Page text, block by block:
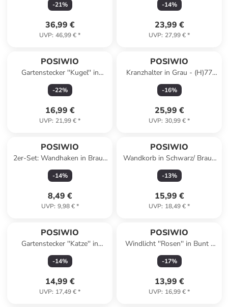
-21%
36,99 €
UVP: 46,99 €*
cm
-14%
23,99 €
UVP: 27,99 €*
POSIWIO
Gartenstecker ''Kugel'' in
Bordeaux - (H)21 x Ø 15 cm
-22%
16,99 €
UVP: 21,99 €*
POSIWIO
Kranzhalter in Grau - (H)77
cm
-16%
25,99 €
UVP: 30,99 €*
POSIWIO
2er-Set: Wandhaken in Braun
- (B)10,5 x (H)19 x (T)5 cm
-14%
8,49 €
UVP: 9,98 €*
POSIWIO
Wandkorb in Schwarz/ Braun
- (B)27 x (H)44 x (T)21 cm
-13%
15,99 €
UVP: 18,49 €*
POSIWIO
Gartenstecker ''Katze'' in
Rostrot - (L)30 x (B)39 cm
-14%
14,99 €
UVP: 17,49 €*
POSIWIO
Windlicht ''Rosen'' in Bunt -
(H)19 x Ø 12 cm
-17%
13,99 €
UVP: 16,99 €*